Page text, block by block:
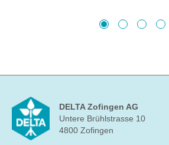
DELTA Zofingen AG
Untere Brühlstrasse 10
4800 Zofingen